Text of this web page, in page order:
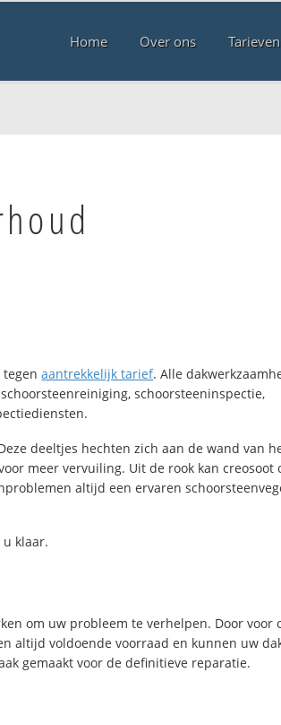
Home Over ons Tarieven
tegenaantrekkelijk tarief. Alle
schoorsteeninspectie,
deeltjes hechten zich aan de wand van
meer vervuiling. Uit de rook kan creosoot
altijd een ervaren
klaar.
om uw probleem te verhelpen. Door voor
altijd voldoende voorraad en kunnen uw
gemaakt voor de definitieve reparatie.